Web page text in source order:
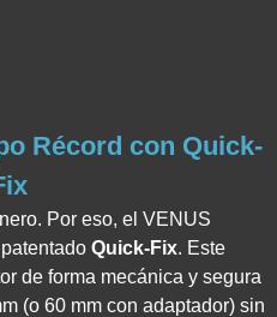
Récord con Quick-
Por eso, el VENUS
Quick-Fix. Este
de forma mecánica y segura
(o 60 mm con adaptador) sin